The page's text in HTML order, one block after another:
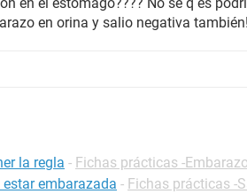
en orina y salio negativa
la regla - Fichas prácticas -Embarazo
embarazada - Fichas prácticas -